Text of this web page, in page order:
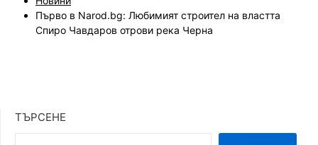
Първо в Narod.bg: Любимият строител на властта
Спиро Чавдаров отрови река Черна
ТЪРСЕНЕ